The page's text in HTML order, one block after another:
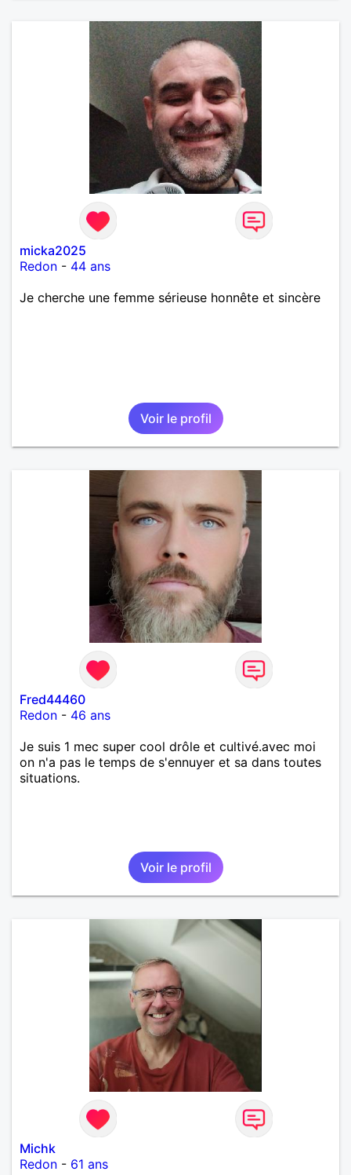
micka2025
Redon - 44 ans
Je cherche une femme sérieuse honnête et sincère
Voir le profil
Fred44460
Redon - 46 ans
Je suis 1 mec super cool drôle et cultivé.avec moi
on n'a pas le temps de s'ennuyer et sa dans toutes
situations.
Voir le profil
Michk
Redon - 61 ans